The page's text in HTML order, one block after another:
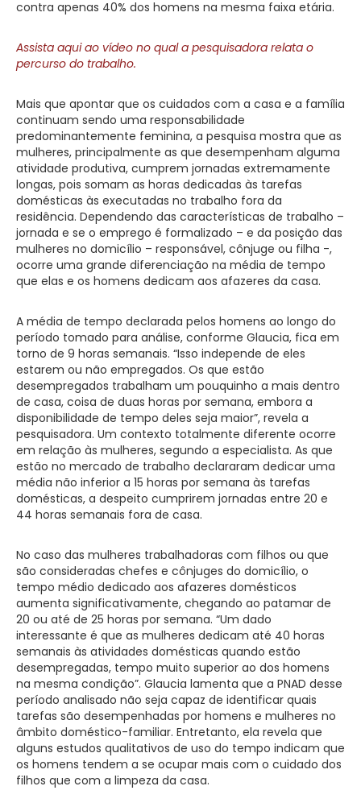
contra apenas 40% dos homens na mesma faixa etária.
Assista aqui ao vídeo no qual a pesquisadora relata o
percurso do trabalho.
Mais que apontar que os cuidados com a casa e a família
continuam sendo uma responsabilidade
predominantemente feminina, a pesquisa mostra que as
mulheres, principalmente as que desempenham alguma
atividade produtiva, cumprem jornadas extremamente
longas, pois somam as horas dedicadas às tarefas
domésticas às executadas no trabalho fora da
residência. Dependendo das características de trabalho –
jornada e se o emprego é formalizado – e da posição das
mulheres no domicílio – responsável, cônjuge ou filha -,
ocorre uma grande diferenciação na média de tempo
que elas e os homens dedicam aos afazeres da casa.
A média de tempo declarada pelos homens ao longo do
período tomado para análise, conforme Glaucia, fica em
torno de 9 horas semanais. “Isso independe de eles
estarem ou não empregados. Os que estão
desempregados trabalham um pouquinho a mais dentro
de casa, coisa de duas horas por semana, embora a
disponibilidade de tempo deles seja maior”, revela a
pesquisadora. Um contexto totalmente diferente ocorre
em relação às mulheres, segundo a especialista. As que
estão no mercado de trabalho declararam dedicar uma
média não inferior a 15 horas por semana às tarefas
domésticas, a despeito cumprirem jornadas entre 20 e
44 horas semanais fora de casa.
No caso das mulheres trabalhadoras com filhos ou que
são consideradas chefes e cônjuges do domicílio, o
tempo médio dedicado aos afazeres domésticos
aumenta significativamente, chegando ao patamar de
20 ou até de 25 horas por semana. “Um dado
interessante é que as mulheres dedicam até 40 horas
semanais às atividades domésticas quando estão
desempregadas, tempo muito superior ao dos homens
na mesma condição”. Glaucia lamenta que a PNAD desse
período analisado não seja capaz de identificar quais
tarefas são desempenhadas por homens e mulheres no
âmbito doméstico-familiar. Entretanto, ela revela que
alguns estudos qualitativos de uso do tempo indicam que
os homens tendem a se ocupar mais com o cuidado dos
filhos que com a limpeza da casa.